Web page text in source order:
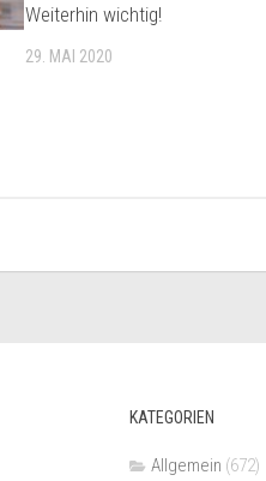
Weiterhin wichtig!
29. MAI 2020
KATEGORIEN
Allgemein (672)